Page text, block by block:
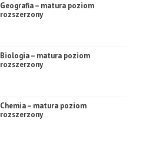
Geografia – matura poziom
rozszerzony
Biologia – matura poziom
rozszerzony
Chemia – matura poziom
rozszerzony